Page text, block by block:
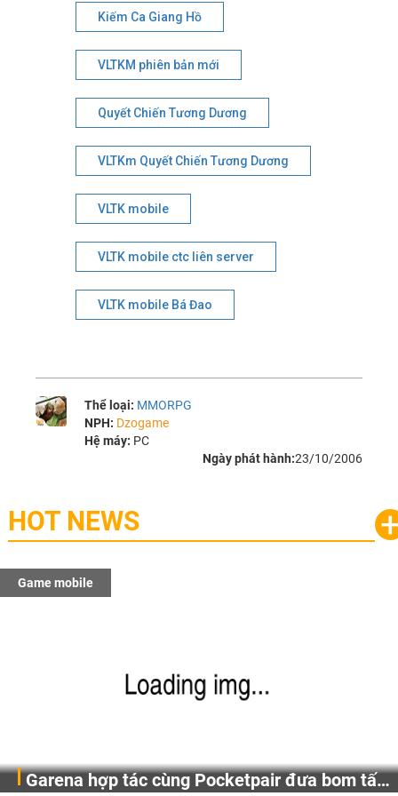
Kiếm Ca Giang Hồ
VLTKM phiên bản mới
Quyết Chiến Tương Dương
VLTKm Quyết Chiến Tương Dương
VLTK mobile
VLTK mobile ctc liên server
VLTK mobile Bá Đao
Thể loại: MMORPG
NPH: Dzogame
Hệ máy: PC
Ngày phát hành:23/10/2006
HOT NEWS
Game mobile
Gia Nhập Closed Beta Norse Saga: Cửu Giới